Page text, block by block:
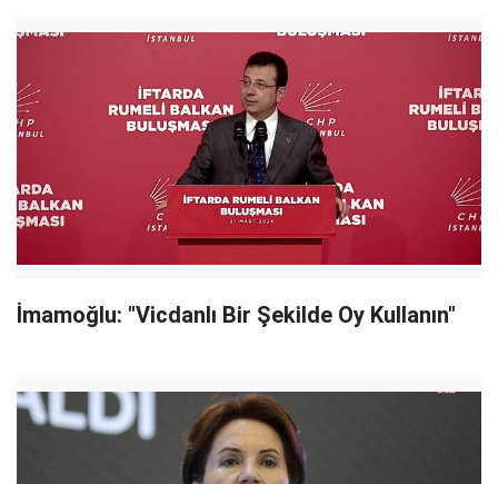
İmamoğlu: "Vicdanlı Bir Şekilde Oy Kullanın"